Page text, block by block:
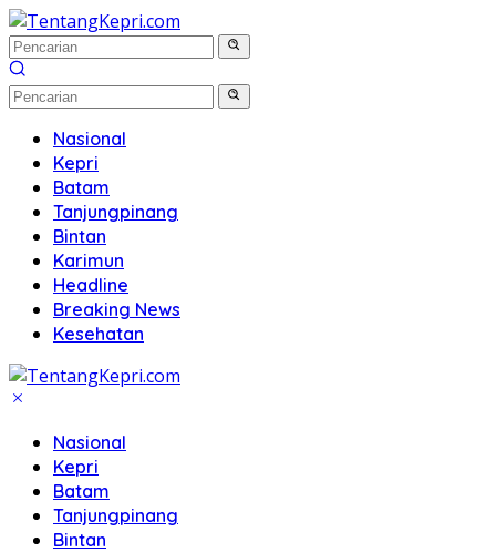
Langsung
ke
konten
Nasional
Kepri
Batam
Tanjungpinang
Bintan
Karimun
Headline
Breaking News
Kesehatan
Nasional
Kepri
Batam
Tanjungpinang
Bintan